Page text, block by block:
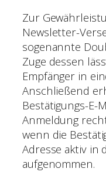
Zur
Newsletter-
sogenannte
Zuge dessen
Empfänger in
Anschließend
Bestätigungs-E-
Anmeldung
wenn die
Adresse aktiv in
aufgenommen.